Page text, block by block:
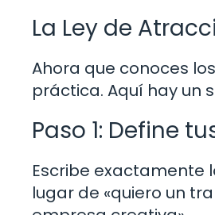
La Ley de
Ahora que conoces
práctica. Aquí hay un
Paso 1: Define
Escribe exactamente
lugar de «quiero un